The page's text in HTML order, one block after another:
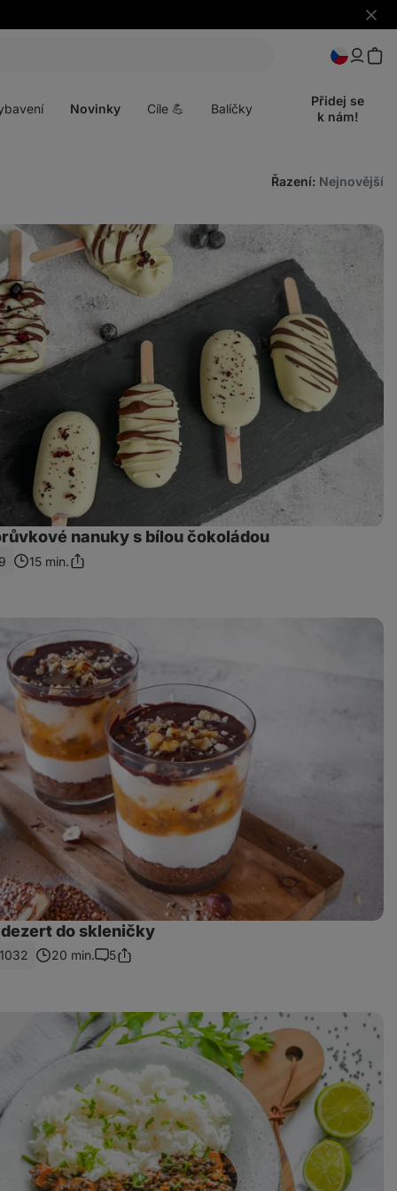
Skrýt
Novinky Cíle 💪 Balíčky
Přidej se
k nám!
Řazení: Nejnovější
nanuky s bílou čokoládou
15 min.Sdílet
do skleničky
1032 20 min.
Komentáře
5Sdílet